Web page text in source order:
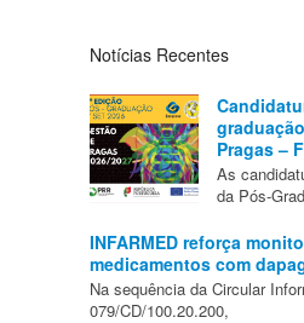
Notícias Recentes
Pragas –
As
da Pós-
INFARMED reforça
medicamentos com
Na sequência da Circular
079/CD/100.20.200,